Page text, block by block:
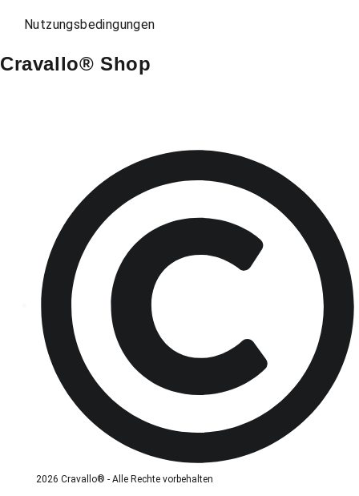
Nutzungsbedingungen
Cravallo® Shop
2026 Cravallo® - Alle Rechte vorbehalten